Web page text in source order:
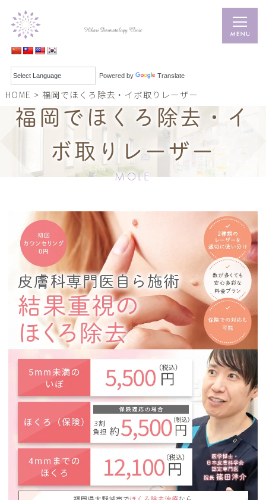
Powered by Translate
HOME >福岡でほくろ除去・イボ取りレーザー
福岡でほくろ除去・イ
ボ取りレーザー
MOLE